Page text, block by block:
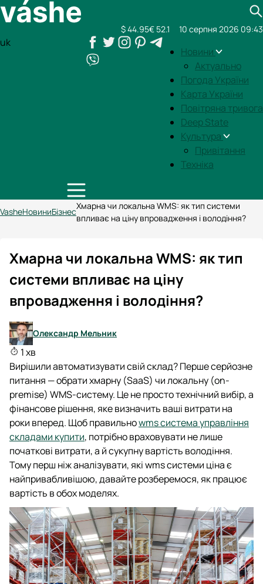
uk
Новини
Актуально
Погода України
Карта України
Повітряна тривога
Deep State
Культура
Привітання
Техніка
$ 44.95€ 52.1 10 серпня 2026 09:43
VasheНовиниБізнес
Хмарна чи локальна WMS: як тип системи
впливає на ціну впровадження і володіння?
Хмарна чи локальна WMS: як тип
системи впливає на ціну
впровадження і володіння?
Олександр Мельник
1 хв
Вирішили автоматизувати свій склад? Перше серйозне
питання — обрати хмарну (SaaS) чи локальну (on-
premise) WMS-систему. Це не просто технічний вибір, а
фінансове рішення, яке визначить ваші витрати на
роки вперед. Щоб правильноwms система управління
складами купити, потрібно враховувати не лише
початкові витрати, а й сукупну вартість володіння.
Тому перш ніж аналізувати, які wms системи ціна є
найпривабливішою, давайте розберемося, як працює
вартість в обох моделях.